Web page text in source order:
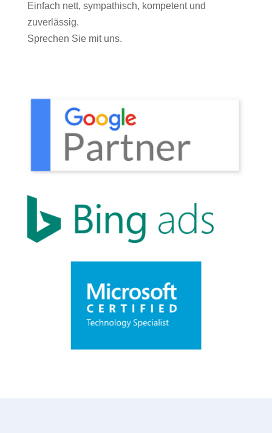
Einfach nett, sympathisch, kompetent und
zuverlässig.
Sprechen Sie mit uns.